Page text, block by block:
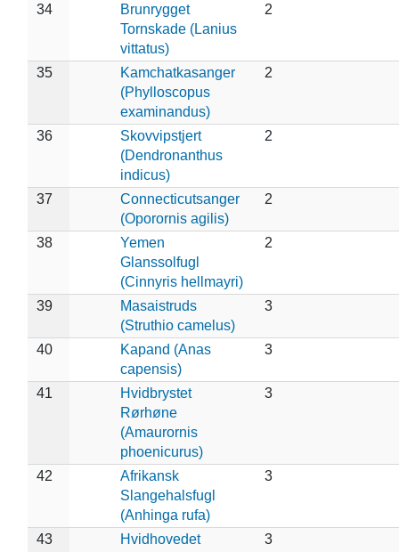
34
Brunrygget
Tornskade (Lanius
vittatus)
2
35
Kamchatkasanger
(Phylloscopus
examinandus)
2
36
Skovvipstjert
(Dendronanthus
indicus)
2
37
Connecticutsanger
(Oporornis agilis)
2
38
Yemen
Glanssolfugl
(Cinnyris hellmayri)
2
39
Masaistruds
(Struthio camelus)
3
40
Kapand (Anas
capensis)
3
41
Hvidbrystet
Rørhøne
(Amaurornis
phoenicurus)
3
42
Afrikansk
Slangehalsfugl
(Anhinga rufa)
3
43
Hvidhovedet
3